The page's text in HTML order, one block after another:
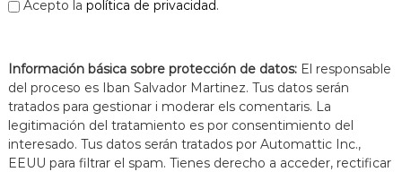
Acepto la política de privacidad.
Información básica sobre protección de datos: El responsable
del proceso es Iban Salvador Martinez. Tus datos serán
tratados para gestionar i moderar els comentaris. La
legitimación del tratamiento es por consentimiento del
interesado. Tus datos serán tratados por Automattic Inc.,
EEUU para filtrar el spam. Tienes derecho a acceder, rectificar